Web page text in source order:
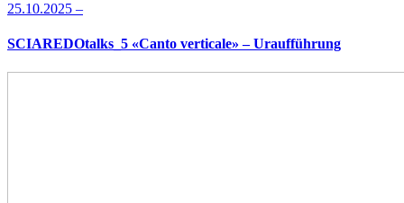
25.10.2025 –
SCIAREDOtalks_5 «Canto verticale» – Uraufführung